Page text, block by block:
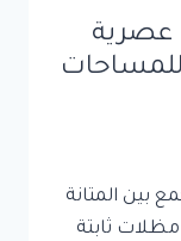
عصرية
للمساحات
بين المتانة
ثابتة